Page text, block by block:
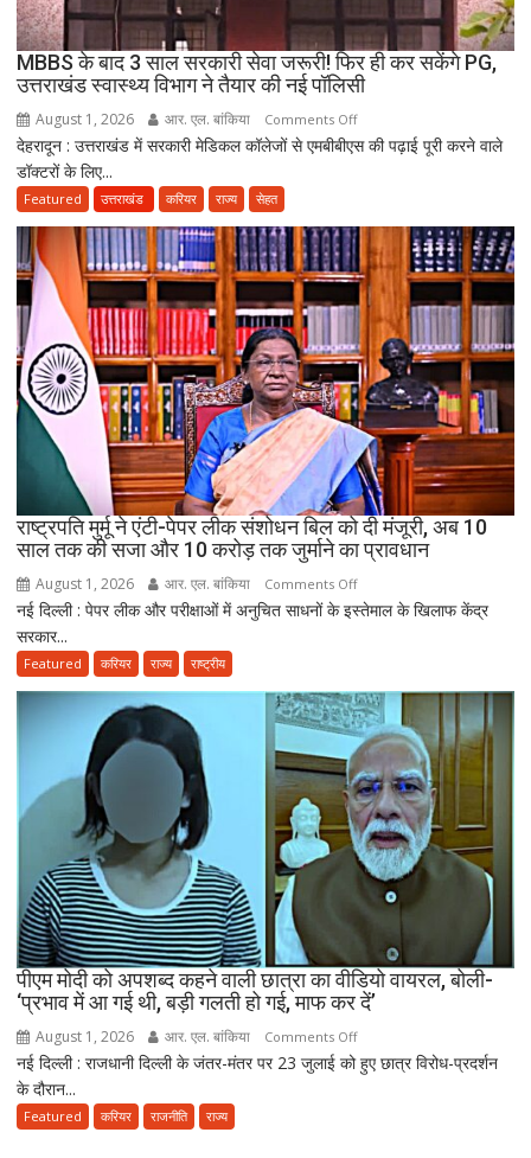
दर्दनाक
मौत,
दो
अब
भी
लापता
MBBS के बाद 3 साल सरकारी सेवा जरूरी! फिर ही कर सकेंगे PG,
उत्तराखंड स्वास्थ्य विभाग ने तैयार की नई पॉलिसी
August 1, 2026 आर. एल. बांकिया Comments Offon
MBBS
साल
सरकारी
सेवा
जरूरी!
फिर
ही
कर
सकेंगे
PG,
उत्तराखंड
स्वास्थ्य
विभाग
ने
तैयार
की
देहरादून : उत्तराखंड में सरकारी मेडिकल कॉलेजों से एमबीबीएस की पढ़ाई पूरी करने वाले
डॉक्टरों के लिए...
Featured उत्तराखंड करियर राज्य सेहत
राष्ट्रपति मुर्मू ने एंटी-पेपर लीक संशोधन बिल को दी मंजूरी, अब 10
साल तक की सजा और 10 करोड़ तक जुर्माने का प्रावधान
August 1, 2026 आर. एल. बांकिया Comments Offon
राष्ट्रपति
पेपर
लीक
संशोधन
बिल
को
दी
मंजूरी,
अब
10
तक
की
10
नई दिल्ली : पेपर लीक और परीक्षाओं में अनुचित साधनों के इस्तेमाल के खिलाफ केंद्र
सरकार...
Featured करियर राज्य राष्ट्रीय
पीएम मोदी को अपशब्द कहने वाली छात्रा का वीडियो वायरल, बोली-
‘प्रभाव में आ गई थी, बड़ी गलती हो गई, माफ कर दें’
August 1, 2026 आर. एल. बांकिया Comments Offon
पीएम
नई दिल्ली : राजधानी दिल्ली के जंतर-मंतर पर 23 जुलाई को हुए छात्र विरोध-प्रदर्शन
के दौरान...
Featured करियर राजनीति राज्य